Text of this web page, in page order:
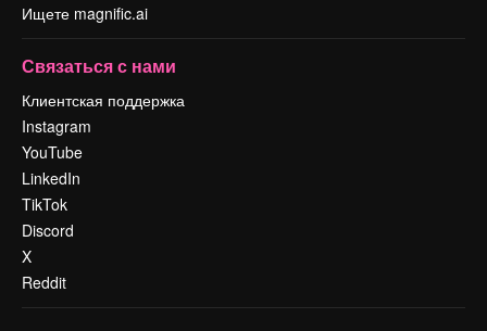
Ищете magnific.ai
Связаться с нами
Клиентская поддержка
Instagram
YouTube
LinkedIn
TikTok
Discord
X
Reddit